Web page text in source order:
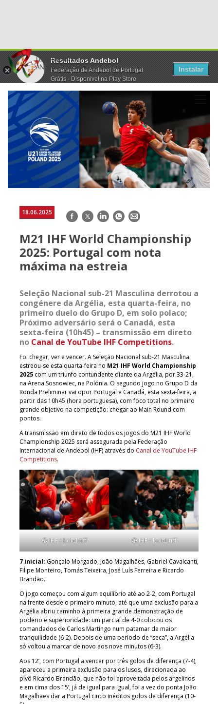
Resultados Andebol
Federação de Andebol de Portugal
Grátis - Disponivel na Play Store
Instalar
18.06.2025 Facebook
TwitterLinkedInWhatsApp
E-
M21 IHF World Championship
2025: Portugal com nota
máxima na estreia
Seleção Nacional sub-21 Masculina derrotou a
congénere da Argélia, esta quarta-feira, no
primeiro duelo do Grupo D, em solo polaco;
Próximo adversário será o Canadá, esta
sexta-feira (10h45) – transmissão em direto
no Canal de YouTube IHF Competitions.
Foi chegar, ver e vencer. A Seleção Nacional sub-21 Masculina
estreou-se esta quarta-feira no M21 IHF World Championship
2025 com um triunfo contundente diante da Argélia, por 33-21,
na Arena Sosnowiec, na Polónia. O segundo jogo no Grupo D da
Ronda Preliminar vai opor Portugal e Canadá, esta sexta-feira, a
partir das 10h45 (hora portuguesa), com foco total no primeiro
grande objetivo na competição: chegar ao Main Round com
pontos.
A transmissão em direto de todos os jogos do M21 IHF World
Championship 2025 será assegurada pela Federação
Internacional de Andebol (IHF) através do Canal de YouTube IHF
Competitions.
© IHF / kolektiff © IHF / kolektiff
7 inicial: Gonçalo Morgado, João Magalhães, Gabriel Cavalcanti,
Filipe Monteiro, Tomás Teixeira, José Luís Ferreira e Ricardo
Brandão.
O jogo começou com algum equilíbrio até ao 2-2, com Portugal
na frente desde o primeiro minuto, até que uma exclusão para a
Argélia abriu caminho à primeira grande demonstração de
poderio e superioridade: um parcial de 4-0 colocou os
comandados de Carlos Martingo num patamar de maior
tranquilidade (6-2). Depois de uma período de “seca”, a Argélia
só voltou a marcar de novo aos nove minutos (6-3).
Aos 12’, com Portugal a vencer por três golos de diferença (7-4),
apareceu a primeira exclusão para os lusos, direcionada ao
pivô Ricardo Brandão, que não foi aproveitada pelos argelinos
e em cima dos 15’, já de igual para igual, foi a vez do ponta João
Magalhães dar a Portugal cinco inéditos golos de diferença (10-